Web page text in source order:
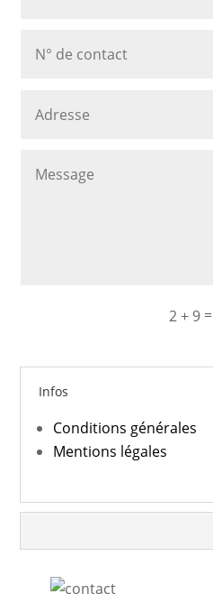
2 + 9=
Infos
Conditions générales
Mentions légales